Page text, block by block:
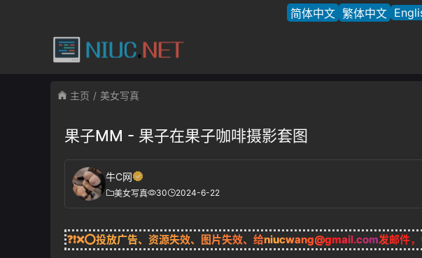
简体中文 繁体中文
主页 美女写真
果子MM - 果子在果子咖啡摄影套图
牛C网
美女写真 30 2024-6-22
❓❗❌⭕投放广告、资源失效、图片失效、给niucwang@gmail.com发邮件，